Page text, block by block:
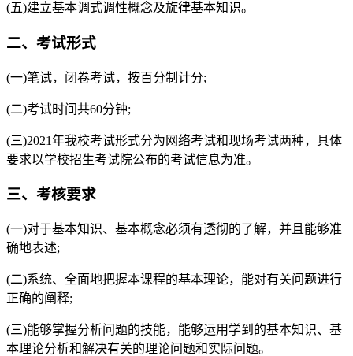
(五)建立基本调式调性概念及旋律基本知识。
二、考试形式
(一)笔试，闭卷考试，按百分制计分;
(二)考试时间共60分钟;
(三)2021年我校考试形式分为网络考试和现场考试两种，具体
要求以学校招生考试院公布的考试信息为准。
三、考核要求
(一)对于基本知识、基本概念必须有透彻的了解，并且能够准
确地表述;
(二)系统、全面地把握本课程的基本理论，能对有关问题进行
正确的阐释;
(三)能够掌握分析问题的技能，能够运用学到的基本知识、基
本理论分析和解决有关的理论问题和实际问题。